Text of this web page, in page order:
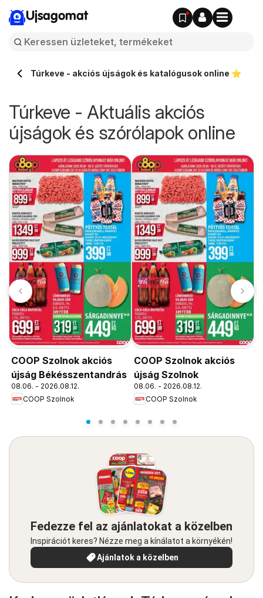
Ujsagomat
Túrkeve - akciós újságok és katalógusok online ⭐️
Túrkeve - Aktuális akciós
újságok és szórólapok online
COOP Szolnok akciós
újság Békésszentandrás
08.06. - 2026.08.12.
COOP Szolnok
COOP Szolnok akciós
újság Szolnok
08.06. - 2026.08.12.
COOP Szolnok
Fedezze fel az ajánlatokat a közelben
Inspirációt keres? Nézze meg a kínálatot a környékén!
Ajánlatok a közelben